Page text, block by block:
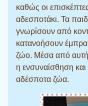
καθώς οι
αδεσποτάκι. Τα
γνωρίσουν από
κατανοήσουν
ζώο. Μέσα από αυτή
η ενσυναίσθηση και
αδέσποτα ζώα.